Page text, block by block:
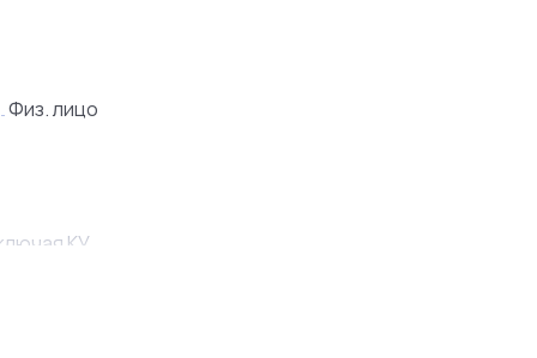
Физ. лицо
КУ.